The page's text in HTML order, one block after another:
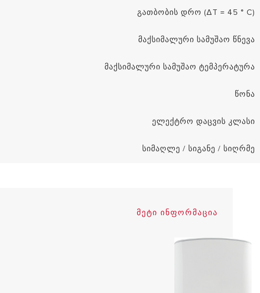
გათბობის დრო (ΔT = 45 ° C)
მაქსიმალური სამუშაო წნევა
მაქსიმალური სამუშაო ტემპერატურა
წონა
ელექტრო დაცვის კლასი
სიმაღლე / სიგანე / სიღრმე
ᲛᲔᲢᲘ ᲘᲜᲤᲝᲠᲛᲐᲪᲘᲐ